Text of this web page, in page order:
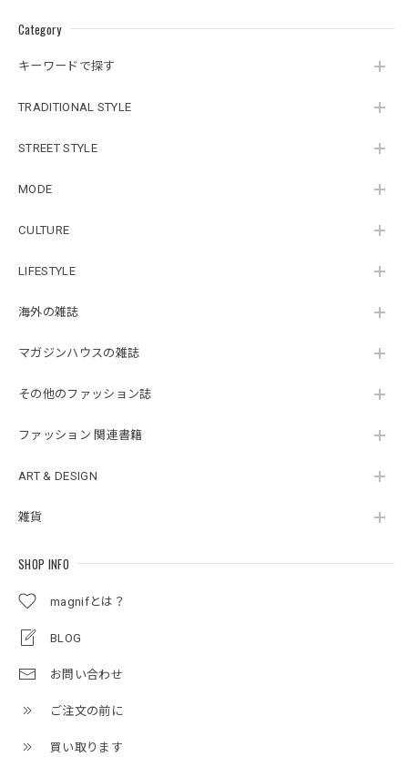
Category
キーワードで探す
TRADITIONAL STYLE
STREET STYLE
MODE
CULTURE
LIFESTYLE
海外の雑誌
マガジンハウスの雑誌
その他のファッション誌
ファッション 関連書籍
ART & DESIGN
雑貨
SHOP INFO
magnifとは？
BLOG
お問い合わせ
ご注文の前に
買い取ります